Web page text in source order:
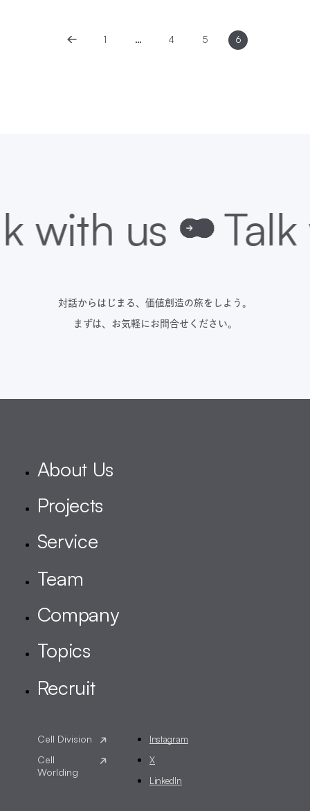
1 … 4 5 6
対話からはじまる、価値創造の旅をしよう。
まずは、お気軽にお問合せください。
Instagram
X
LinkedIn